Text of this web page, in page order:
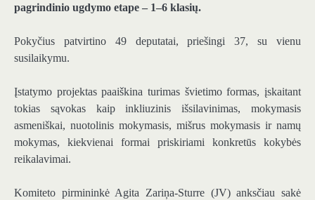
pagrindinio ugdymo etape – 1–6 klasių.
Pokyčius patvirtino 49 deputatai, priešingi 37, su vienu
susilaikymu.
Įstatymo projektas paaiškina turimas švietimo formas, įskaitant
tokias sąvokas kaip inkliuzinis išsilavinimas, mokymasis
asmeniškai, nuotolinis mokymasis, mišrus mokymasis ir namų
mokymas, kiekvienai formai priskiriami konkretūs kokybės
reikalavimai.
Komiteto pirmininkė Agita Zariņa-Sturre (JV) anksčiau sakė